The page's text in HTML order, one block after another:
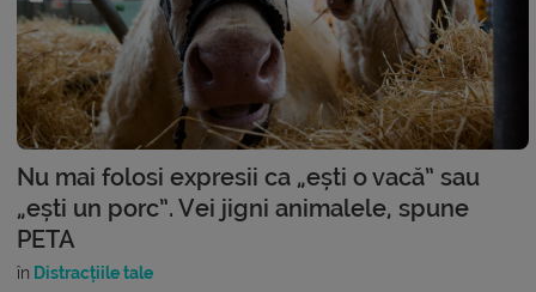
Nu mai folosi expresii ca „ești o vacă” sau
„ești un porc”. Vei jigni animalele, spune
PETA
în Distracțiile tale